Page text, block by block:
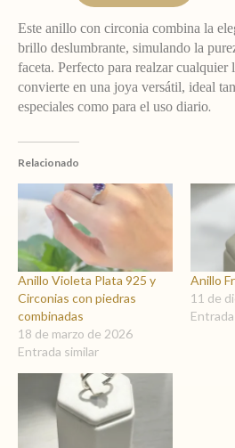
10k
cantidad
Este anillo con circonia combina la
brillo deslumbrante, simulando la
faceta. Perfecto para realzar
convierte en una joya versátil, ideal
especiales como para el uso diario.
Relacionado
Anillo Violeta Plata 925 y
Circonias con piedras
combinadas
18 de marzo de 2026
Entrada similar
Anillo
11 de